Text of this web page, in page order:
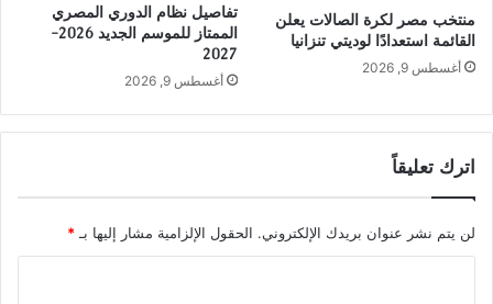
منتخب مصر لكرة الصالات يعلن
القائمة استعدادًا لوديتي تنزانيا
أغسطس 9, 2026
تفاصيل نظام الدوري المصري
الممتاز للموسم الجديد 2026-
2027
أغسطس 9, 2026
اترك تعليقاً
لن يتم نشر عنوان بريدك الإلكتروني. الحقول الإلزامية مشار إليها بـ *